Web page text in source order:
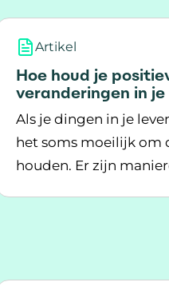
Artikel
Hoe houd je
veranderingen in
Als je dingen in je
het soms moeilijk om
houden. Er zijn
Lees meer over Hoe